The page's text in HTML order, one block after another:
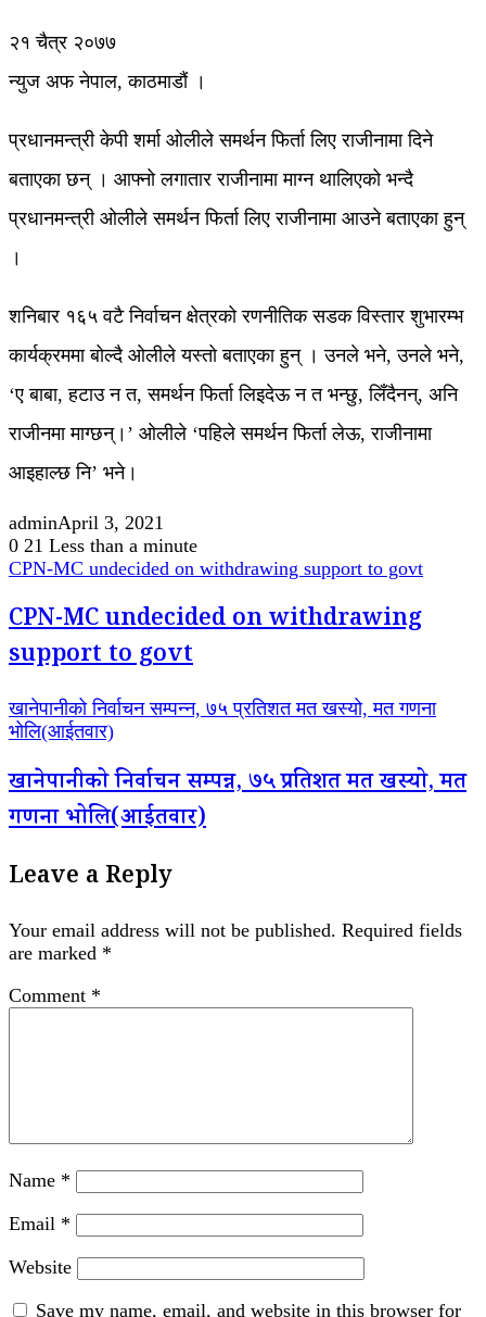
२१ चैत्र २०७७
न्युज अफ नेपाल, काठमाडौं ।
प्रधानमन्त्री केपी शर्मा ओलीले समर्थन फिर्ता लिए राजीनामा दिने
बताएका छन् । आफ्नो लगातार राजीनामा माग्न थालिएको भन्दै
प्रधानमन्त्री ओलीले समर्थन फिर्ता लिए राजीनामा आउने बताएका हुन्
।
शनिबार १६५ वटै निर्वाचन क्षेत्रको रणनीतिक सडक विस्तार शुभारम्भ
कार्यक्रममा बोल्दै ओलीले यस्तो बताएका हुन् । उनले भने, उनले भने,
‘ए बाबा, हटाउ न त, समर्थन फिर्ता लिइदेऊ न त भन्छु, लिँदैनन्, अनि
राजीनमा माग्छन्।’ ओलीले ‘पहिले समर्थन फिर्ता लेऊ, राजीनामा
आइहाल्छ नि’ भने।
adminApril 3, 2021
0 21 Less than a minute
CPN-MC undecided on withdrawing support to govt
CPN-MC undecided on withdrawing
support to govt
खानेपानीको निर्वाचन सम्पन्न, ७५ प्रतिशत मत खस्यो, मत गणना
भोलि(आईतवार)
खानेपानीको निर्वाचन सम्पन्न, ७५ प्रतिशत मत खस्यो, मत
गणना भोलि(आईतवार)
Leave a Reply
Your email address will not be published. Required fields
are marked *
Comment *
Name *
Email *
Website
Save my name, email, and website in this browser for